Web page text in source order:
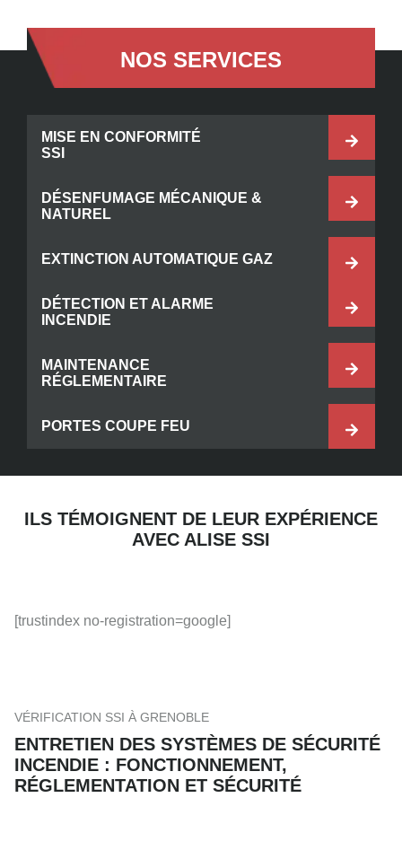
NOS SERVICES
MISE EN CONFORMITÉ
SSI
DÉSENFUMAGE MÉCANIQUE &
NATUREL
EXTINCTION AUTOMATIQUE GAZ
DÉTECTION ET ALARME
INCENDIE
MAINTENANCE
RÉGLEMENTAIRE
PORTES COUPE FEU
ILS TÉMOIGNENT DE LEUR EXPÉRIENCE
AVEC ALISE SSI
[trustindex no-registration=google]
VÉRIFICATION SSI À GRENOBLE
ENTRETIEN DES SYSTÈMES DE SÉCURITÉ
INCENDIE : FONCTIONNEMENT,
RÉGLEMENTATION ET SÉCURITÉ